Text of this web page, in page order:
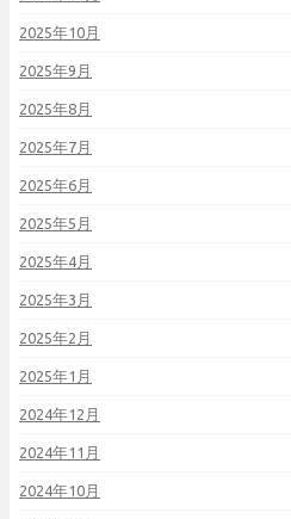
2025年10月
2025年9月
2025年8月
2025年7月
2025年6月
2025年5月
2025年4月
2025年3月
2025年2月
2025年1月
2024年12月
2024年11月
2024年10月